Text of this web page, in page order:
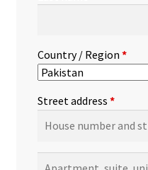
Country / Region *
Street address *